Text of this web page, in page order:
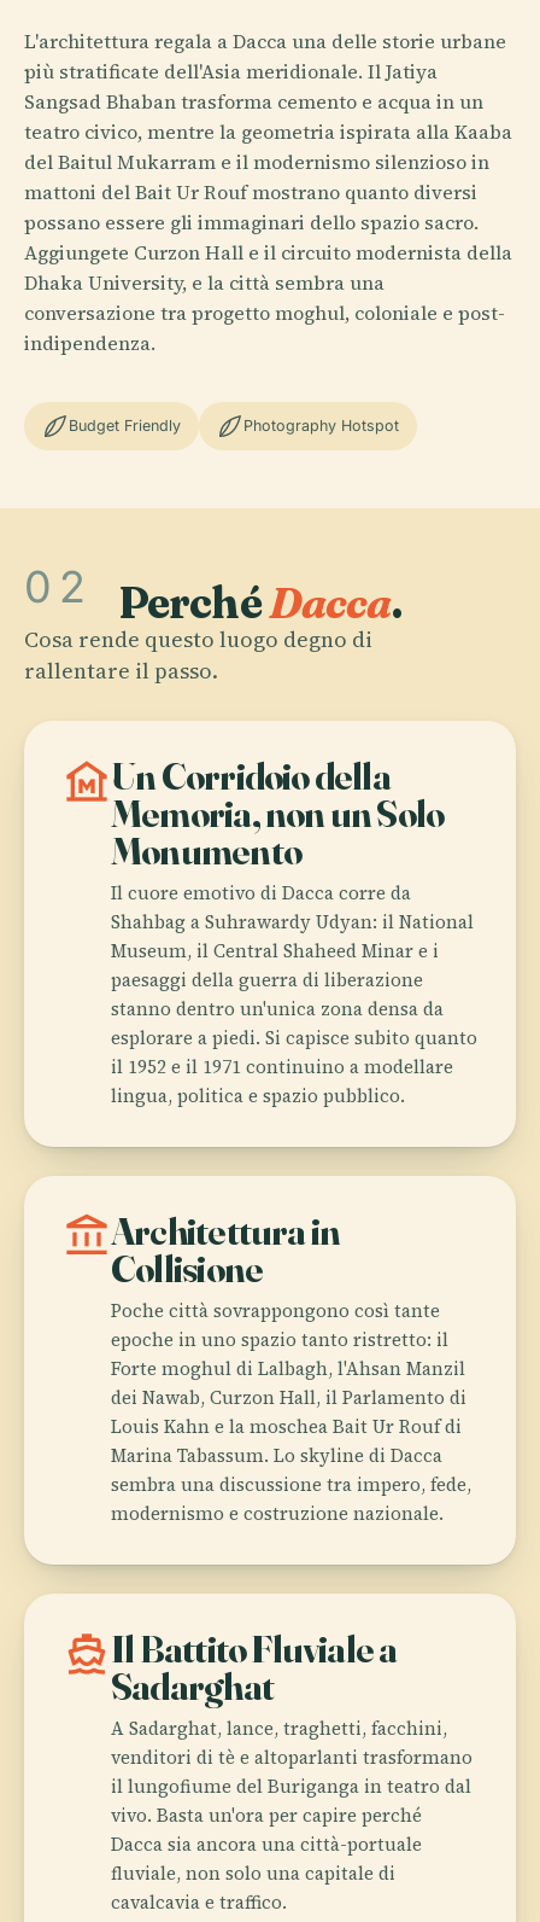
L'architettura regala a Dacca una delle storie urbane
più stratificate dell'Asia meridionale. Il Jatiya
Sangsad Bhaban trasforma cemento e acqua in un
teatro civico, mentre la geometria ispirata alla Kaaba
del Baitul Mukarram e il modernismo silenzioso in
mattoni del Bait Ur Rouf mostrano quanto diversi
possano essere gli immaginari dello spazio sacro.
Aggiungete Curzon Hall e il circuito modernista della
Dhaka University, e la città sembra una
conversazione tra progetto moghul, coloniale e post-
indipendenza.
Budget Friendly Photography Hotspot
02 PerchéDacca.
Cosa rende questo luogo degno di
rallentare il passo.
museumUn Corridoio della
Memoria, non un Solo
Monumento
Il cuore emotivo di Dacca corre da
Shahbag a Suhrawardy Udyan: il National
Museum, il Central Shaheed Minar e i
paesaggi della guerra di liberazione
stanno dentro un'unica zona densa da
esplorare a piedi. Si capisce subito quanto
il 1952 e il 1971 continuino a modellare
lingua, politica e spazio pubblico.
account_balanceArchitettura in
Collisione
Poche città sovrappongono così tante
epoche in uno spazio tanto ristretto: il
Forte moghul di Lalbagh, l'Ahsan Manzil
dei Nawab, Curzon Hall, il Parlamento di
Louis Kahn e la moschea Bait Ur Rouf di
Marina Tabassum. Lo skyline di Dacca
sembra una discussione tra impero, fede,
modernismo e costruzione nazionale.
directions_boatIl Battito Fluviale a
Sadarghat
A Sadarghat, lance, traghetti, facchini,
venditori di tè e altoparlanti trasformano
il lungofiume del Buriganga in teatro dal
vivo. Basta un'ora per capire perché
Dacca sia ancora una città-portuale
fluviale, non solo una capitale di
cavalcavia e traffico.